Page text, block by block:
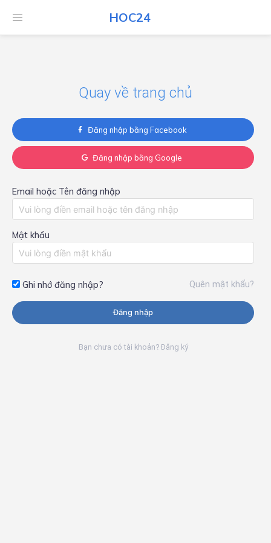
HOC24
HOC24
Quay về trang chủ
Đăng nhập bằng Facebook
Đăng nhập bằng Google
Email hoặc Tên đăng nhập
Mật khẩu
Ghi nhớ đăng nhập? Quên mật khẩu?
Đăng nhập
Bạn chưa có tài khoản? Đăng ký